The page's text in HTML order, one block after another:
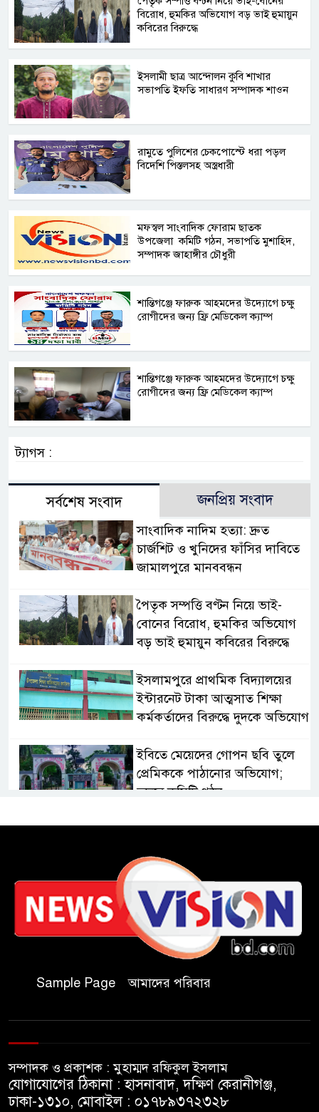
বিরোধ, হুমকির অভিযোগ বড় ভাই হুমায়ুন
কবিরের বিরুদ্ধে
ইসলামী ছাত্র আন্দোলন কুবি শাখার
সভাপতি ইফতি সাধারণ সম্পাদক শাওন
রামুতে পুলিশের চেকপোস্টে ধরা পড়ল
বিদেশি পিস্তলসহ অস্ত্রধারী
মফস্বল সাংবাদিক ফোরাম ছাতক
উপজেলা কমিটি গঠন, সভাপতি মুশাহিদ,
সম্পাদক জাহাঙ্গীর চৌধুরী ‎
শান্তিগঞ্জে ফারুক আহমদের উদ্যোগে চক্ষু
রোগীদের জন্য ফ্রি মেডিকেল ক্যাম্প ‎
‎শান্তিগঞ্জে ফারুক আহমদের উদ্যোগে চক্ষু
রোগীদের জন্য ফ্রি মেডিকেল ক্যাম্প ‎
ট্যাগস :
সর্বশেষ সংবাদ জনপ্রিয় সংবাদ
সাংবাদিক নাদিম হত্যা: দ্রুত
চার্জশিট ও খুনিদের ফাঁসির দাবিতে
জামালপুরে মানববন্ধন
পৈতৃক সম্পত্তি বণ্টন নিয়ে ভাই-
বোনের বিরোধ, হুমকির অভিযোগ
বড় ভাই হুমায়ুন কবিরের বিরুদ্ধে
​ইসলামপুরে প্রাথমিক বিদ্যালয়ের
ইন্টারনেট টাকা আত্মসাত শিক্ষা
কর্মকর্তাদের বিরুদ্ধে দুদকে অভিযোগ
ইবিতে মেয়েদের গোপন ছবি তুলে
প্রেমিককে পাঠানোর অভিযোগ;
তদন্তে কমিটি গঠন
কুবিতে সেন্টার ফর জাকাত
১১ বিজিবির অভিযানে প্রায় ৯০
হাজার পিস বার্মিজ ইয়াবা উদ্ধার
চকরিয়ায় ফাঁসিয়াখালী সরকারি
প্রাথমিক বিদ্যালয়ের ম্যানেজিং
ফ্যাসিবাদী সমাজব্যবস্থার
মূলোৎপাটনের লক্ষ্যে; ইবিসাস
সভাপতি
Sample Page আমাদের পরিবার
সম্পাদক ও প্রকাশক : মুহাম্মদ রফিকুল ইসলাম
যোগাযোগের ঠিকানা : হাসনাবাদ, দক্ষিণ কেরানীগঞ্জ,
ঢাকা-১৩১০, মোবাইল : ০১৭৮৯৩৭২৩২৮